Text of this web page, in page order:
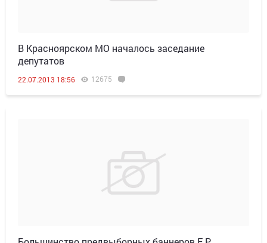
В Красноярском МО началось заседание
депутатов
22.07.2013 18:56 12675